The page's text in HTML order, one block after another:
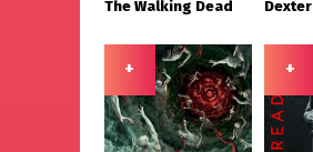
The Walking Dead Dexter
+ +